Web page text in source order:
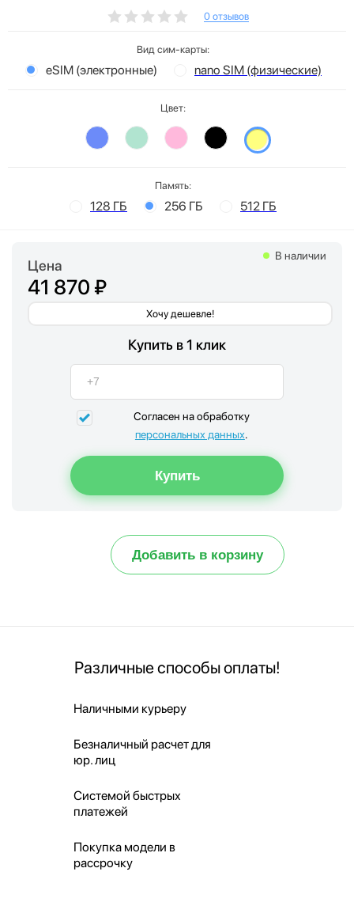
0 отзывов
Вид сим-карты:
eSIM (электронные) nano SIM (физические)
Цвет:
Память:
128 ГБ 256 ГБ 512 ГБ
Цена
41 870 ₽
Хочу дешевле!
В наличии
Купить в 1 клик
Согласен на обработку
персональных данных.
Добавить в корзину
Различные способы оплаты!
Наличными курьеру
Безналичный расчет для
юр. лиц
Системой быстрых
платежей
Покупка модели в
рассрочку